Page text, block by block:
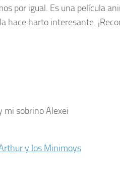
por igual. Es una película
hace harto interesante.
mi sobrino Alexei